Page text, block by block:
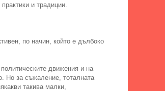
и традиции.
по начин, който е дълбоко
движения и на
Но за съжаление, тоталната
такива малки,